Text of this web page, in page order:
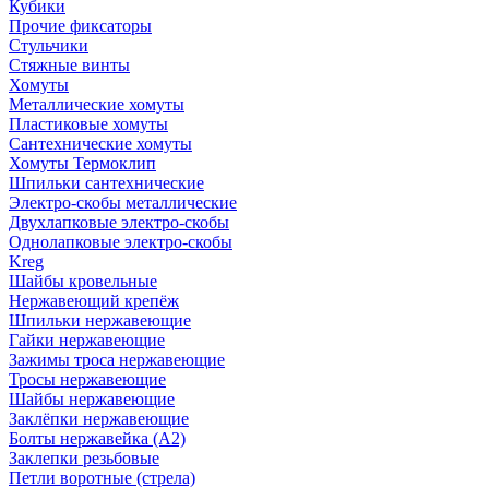
Кубики
Прочие фиксаторы
Стульчики
Стяжные винты
Хомуты
Металлические хомуты
Пластиковые хомуты
Сантехнические хомуты
Хомуты Термоклип
Шпильки сантехнические
Электро-скобы металлические
Двухлапковые электро-скобы
Однолапковые электро-скобы
Kreg
Шайбы кровельные
Нержавеющий крепёж
Шпильки нержавеющие
Гайки нержавеющие
Зажимы троса нержавеющие
Тросы нержавеющие
Шайбы нержавеющие
Заклёпки нержавеющие
Болты нержавейка (А2)
Заклепки резьбовые
Петли воротные (стрела)